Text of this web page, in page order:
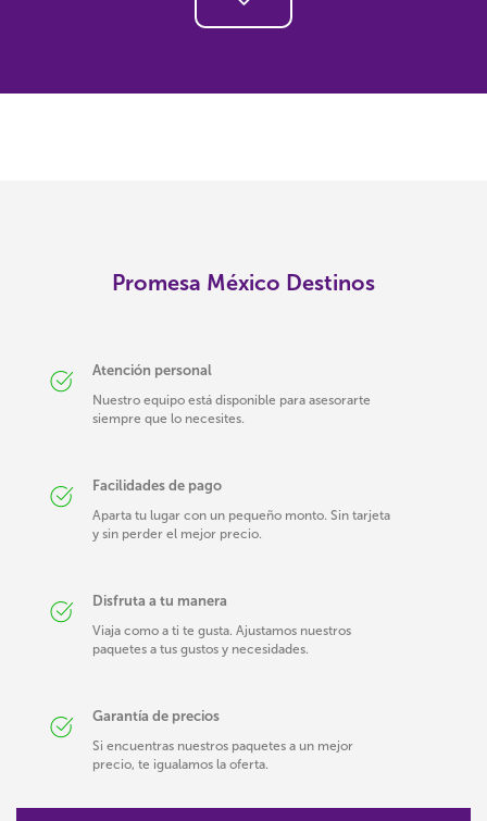
Promesa México Destinos
Atención personal
Nuestro equipo está disponible para asesorarte
siempre que lo necesites.
Facilidades de pago
Aparta tu lugar con un pequeño monto. Sin tarjeta
y sin perder el mejor precio.
Disfruta a tu manera
Viaja como a ti te gusta. Ajustamos nuestros
paquetes a tus gustos y necesidades.
Garantía de precios
Si encuentras nuestros paquetes a un mejor
precio, te igualamos la oferta.